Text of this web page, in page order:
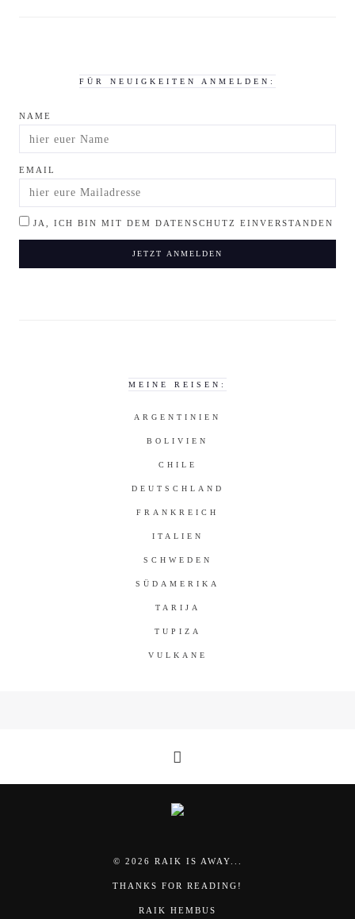
FÜR NEUIGKEITEN ANMELDEN:
NAME
EMAIL
JA, ICH BIN MIT DEM DATENSCHUTZ EINVERSTANDEN
MEINE REISEN:
ARGENTINIEN
BOLIVIEN
CHILE
DEUTSCHLAND
FRANKREICH
ITALIEN
SCHWEDEN
SÜDAMERIKA
TARIJA
TUPIZA
VULKANE
© 2026 RAIK IS AWAY...
THANKS FOR READING!
RAIK HEMBUS